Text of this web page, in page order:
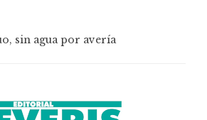
sin agua por avería